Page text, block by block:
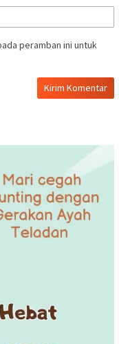
peramban ini untuk